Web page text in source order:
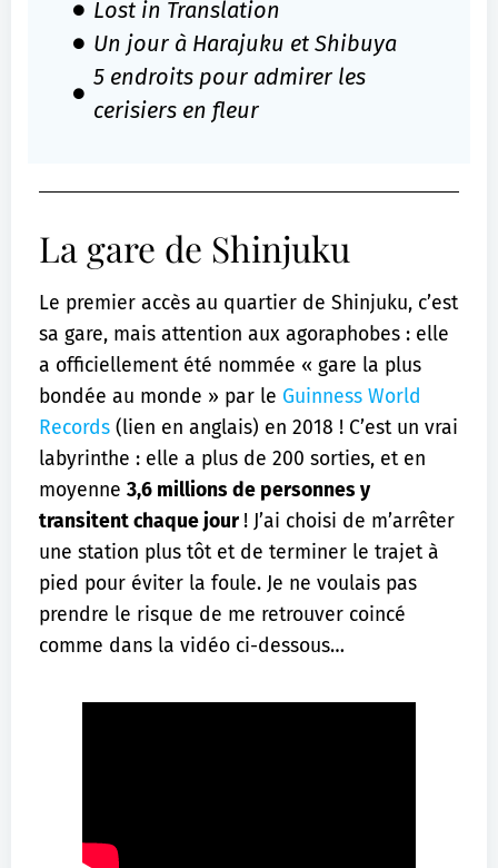
Lost in Translation
Un jour à Harajuku et Shibuya
5 endroits pour admirer les
cerisiers en fleur
La gare de Shinjuku
Le premier accès au quartier de Shinjuku, c’est
sa gare, mais attention aux agoraphobes : elle
a officiellement été nommée « gare la plus
bondée au monde » par le Guinness World
Records (lien en anglais) en 2018 ! C’est un vrai
labyrinthe : elle a plus de 200 sorties, et en
moyenne 3,6 millions de personnes y
transitent chaque jour ! J’ai choisi de m’arrêter
une station plus tôt et de terminer le trajet à
pied pour éviter la foule. Je ne voulais pas
prendre le risque de me retrouver coincé
comme dans la vidéo ci-dessous…